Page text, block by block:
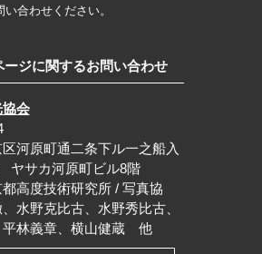
合わせください。
ージに関するお問い合わせ
会
河原町通二条下ル一之船入
ヤサカ河原町ビル8階
都高度技術研究所 / 写真協
水野克比古、水野秀比古、
平林義章、横山健蔵 他